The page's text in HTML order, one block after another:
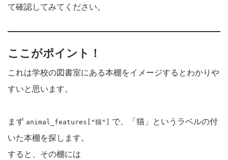
て確認してみてください。
ここがポイント！
これは学校の図書室にある本棚をイメージするとわかりや
すいと思います。
まず animal_features["猫"]
で、「猫」というラベルの付
いた本棚を探します。
すると、その棚には